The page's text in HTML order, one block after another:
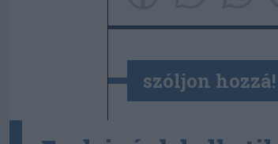
szóljon hozzá!